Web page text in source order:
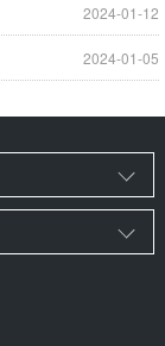
2024-01-12
2024-01-05